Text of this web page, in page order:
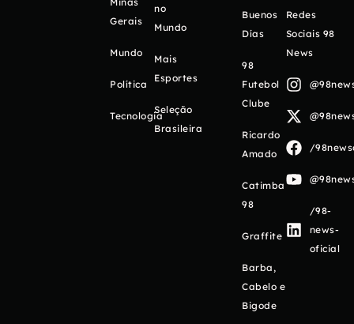
Gerais
Mundo
Política
Tecnologia
no
Mundo
Mais
Esportes
Seleção
Brasileira
Buenos
Días
98
Futebol
Clube
Ricardo
Amado
Catimba
98
Graffite
Barba,
Cabelo e
Bigode
Redes
Sociais 98
News
/
/98-
news-
oficial